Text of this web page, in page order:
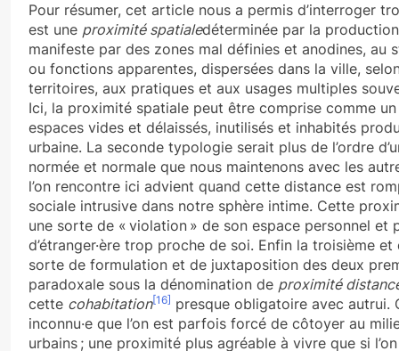
Pour résumer, cet article nous a permis d’interroger
est une proximité spatialedéterminée par la
manifeste par des zones mal définies et anodines,
ou fonctions apparentes, dispersées dans la ville,
territoires, aux pratiques et aux usages multiples
Ici, la proximité spatiale peut être comprise comme
espaces vides et délaissés, inutilisés et inhabités
urbaine. La seconde typologie serait plus de l’ordre
normée et normale que nous maintenons avec les
l’on rencontre ici advient quand cette distance est
sociale intrusive dans notre sphère intime. Cette
une sorte de « violation » de son espace personnel et
d’étranger·ère trop proche de soi. Enfin la troisième
sorte de formulation et de juxtaposition des deux
paradoxale sous la dénomination de proximité
cette cohabitation[16] presque obligatoire avec autrui.
inconnu·e que l’on est parfois forcé de côtoyer au
urbains ; une proximité plus agréable à vivre que si